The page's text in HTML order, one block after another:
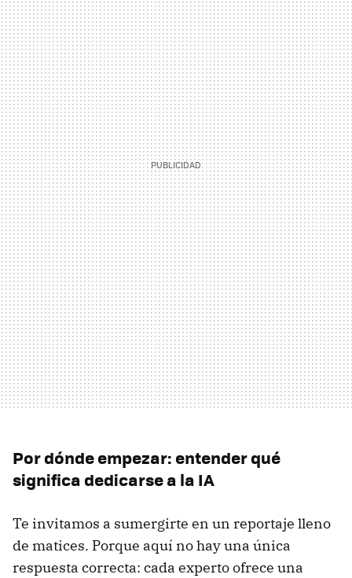
Por dónde empezar: entender qué
significa dedicarse a la IA
Te invitamos a sumergirte en un reportaje lleno
de matices. Porque aquí no hay una única
respuesta correcta: cada experto ofrece una